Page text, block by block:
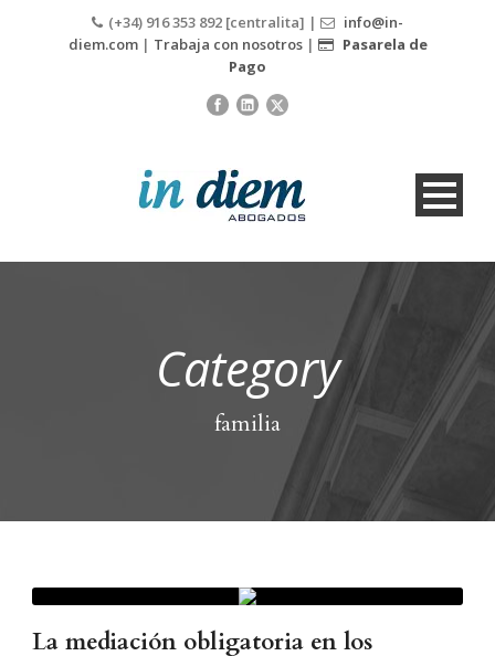
(+34) 916 353 892 [centralita] |
info@in-
diem.com| Trabaja con nosotros|
Pasarela de
Pago
Category
familia
La mediación obligatoria en los